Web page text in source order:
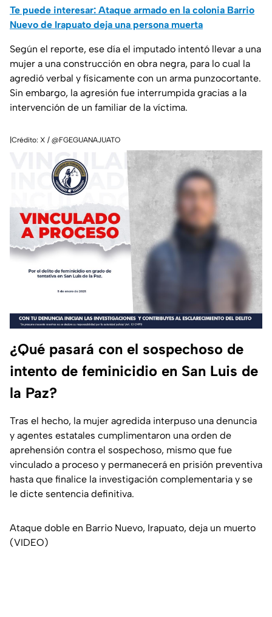
Te puede interesar: Ataque armado en la colonia Barrio
Nuevo de Irapuato deja una persona muerta
Según el reporte, ese día el imputado intentó llevar a una
mujer a una construcción en obra negra, para lo cual la
agredió verbal y físicamente con un arma punzocortante.
Sin embargo, la agresión fue interrumpida gracias a la
intervención de un familiar de la víctima.
|Crédito: X / @FGEGUANAJUATO
¿Qué pasará con el sospechoso de
intento de feminicidio en San Luis de
la Paz?
Tras el hecho, la mujer agredida interpuso una denuncia
y agentes estatales cumplimentaron una orden de
aprehensión contra el sospechoso, mismo que fue
vinculado a proceso y permanecerá en prisión preventiva
hasta que finalice la investigación complementaria y se
le dicte sentencia definitiva.
Ataque doble en Barrio Nuevo, Irapuato, deja un muerto
(VIDEO)